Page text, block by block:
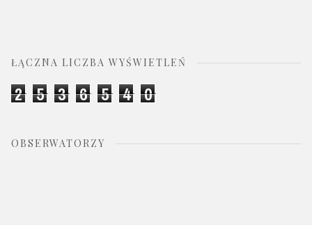
ŁĄCZNA LICZBA WYŚWIETLEŃ
2 5 3 6 5 4 0
OBSERWATORZY